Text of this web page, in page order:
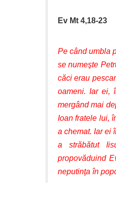
Ev Mt 4,18-23
Pe când umbla
se numeşte
căci erau
oameni. Iar ei,
mergând mai
Ioan fratele lui,
a chemat. Iar ei
a străbătut
propovăduind
neputinţa în